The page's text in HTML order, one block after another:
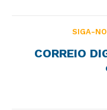
SIGA-
CORREIO